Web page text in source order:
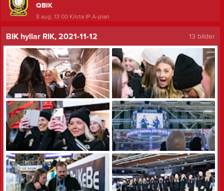
QBIK
8 aug, 13:00 Kilsta IP A-plan
BIK hyllar RIK, 2021-11-12 13 bilder